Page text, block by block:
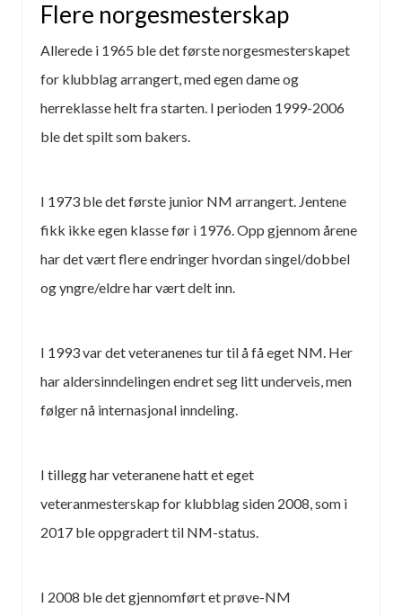
Flere norgesmesterskap
Allerede i 1965 ble det første norgesmesterskapet
for klubblag arrangert, med egen dame og
herreklasse helt fra starten. I perioden 1999-2006
ble det spilt som bakers.
I 1973 ble det første junior NM arrangert. Jentene
fikk ikke egen klasse før i 1976. Opp gjennom årene
har det vært flere endringer hvordan singel/dobbel
og yngre/eldre har vært delt inn.
I 1993 var det veteranenes tur til å få eget NM. Her
har aldersinndelingen endret seg litt underveis, men
følger nå internasjonal inndeling.
I tillegg har veteranene hatt et eget
veteranmesterskap for klubblag siden 2008, som i
2017 ble oppgradert til NM-status.
I 2008 ble det gjennomført et prøve-NM